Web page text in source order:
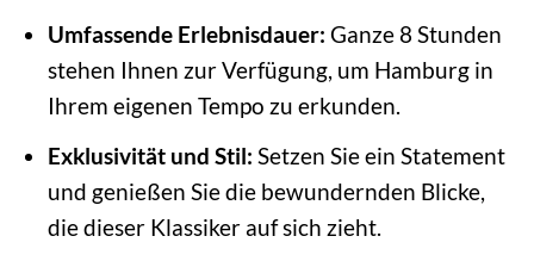
Umfassende Erlebnisdauer: Ganze 8 Stunden
stehen Ihnen zur Verfügung, um Hamburg in
Ihrem eigenen Tempo zu erkunden.
Exklusivität und Stil: Setzen Sie ein Statement
und genießen Sie die bewundernden Blicke,
die dieser Klassiker auf sich zieht.